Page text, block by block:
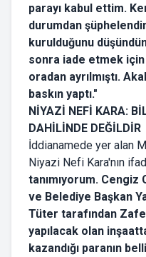
parayı kabul ettim.
durumdan
kurulduğunu
sonra iade etmek
oradan ayrılmıştı.
baskın yaptı."
NİYAZİ NEFİ KARA:
DAHİLİNDE DEĞİLDİR
İddianamede yer alan
Niyazi Nefi Kara'nın
tanımıyorum. Cengiz
ve Belediye Başkan
Tüter tarafından
yapılacak olan
kazandığı paranın